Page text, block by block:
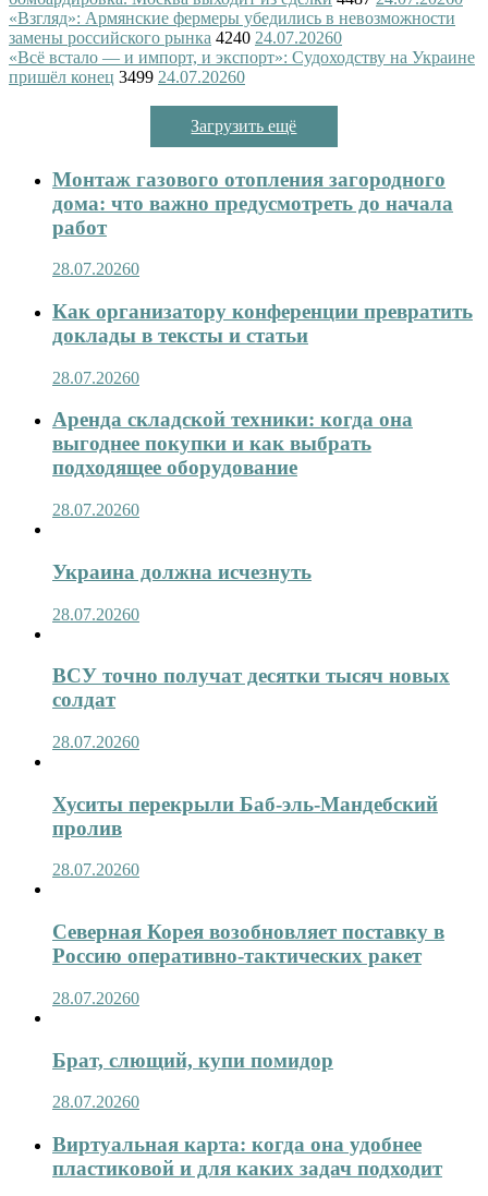
«Взгляд»: Армянские фермеры убедились в невозможности
замены российского рынка 4240 24.07.20260
«Всё встало — и импорт, и экспорт»: Судоходству на Украине
пришёл конец 3499 24.07.20260
Загрузить ещё
Монтаж газового отопления загородного
дома: что важно предусмотреть до начала
работ
28.07.20260
Как организатору конференции превратить
доклады в тексты и статьи
28.07.20260
Аренда складской техники: когда она
выгоднее покупки и как выбрать
подходящее оборудование
28.07.20260
Украина должна исчезнуть
28.07.20260
ВСУ точно получат десятки тысяч новых
солдат
28.07.20260
Хуситы перекрыли Баб-эль-Мандебский
пролив
28.07.20260
Северная Корея возобновляет поставку в
Россию оперативно-тактических ракет
28.07.20260
Брат, слющий, купи помидор
28.07.20260
Виртуальная карта: когда она удобнее
пластиковой и для каких задач подходит